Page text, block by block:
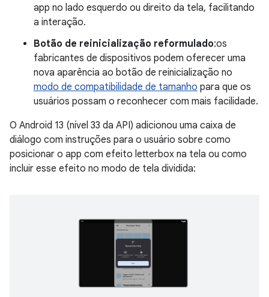
app no lado esquerdo ou direito da tela, facilitando
a interação.
Botão de reinicialização reformulado:os
fabricantes de dispositivos podem oferecer uma
nova aparência ao botão de reinicialização no
modo de compatibilidade de tamanho para que os
usuários possam o reconhecer com mais facilidade.
O Android 13 (nível 33 da API) adicionou uma caixa de
diálogo com instruções para o usuário sobre como
posicionar o app com efeito letterbox na tela ou como
incluir esse efeito no modo de tela dividida: